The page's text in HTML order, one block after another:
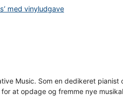
med vinyludgave
Music. Som en dedikeret pianist
at opdage og fremme nye